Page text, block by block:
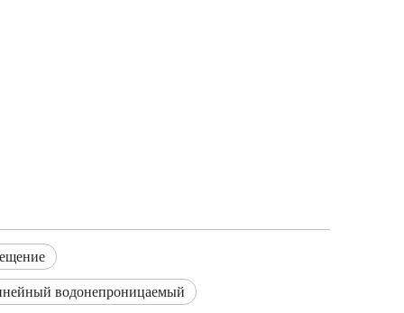
водонепроницаемый